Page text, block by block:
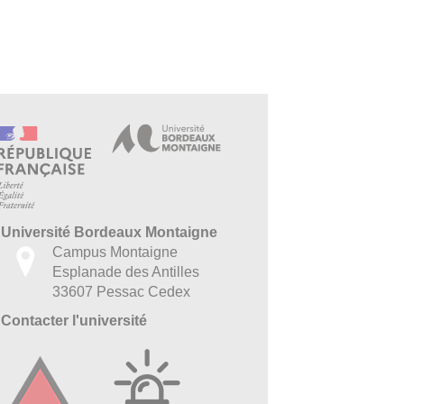
Université Bordeaux Montaigne
Campus Montaigne
Esplanade des Antilles
33607 Pessac Cedex
Contacter l'université